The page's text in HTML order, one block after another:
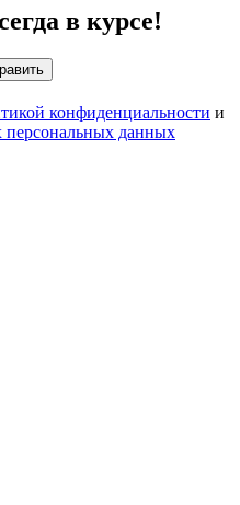
в курсе!
конфиденциальности и
персональных данных